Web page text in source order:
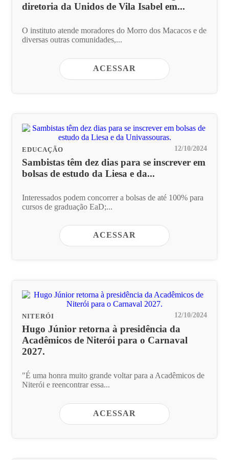
diretoria da Unidos de Vila Isabel em...
O instituto atende moradores do Morro dos Macacos e de
diversas outras comunidades,...
ACESSAR
EDUCAÇÃO 12/10/2024
Sambistas têm dez dias para se inscrever em
bolsas de estudo da Liesa e da...
Interessados podem concorrer a bolsas de até 100% para
cursos de graduação EaD;...
ACESSAR
NITERÓI 12/10/2024
Hugo Júnior retorna à presidência da
Acadêmicos de Niterói para o Carnaval
2027.
"É uma honra muito grande voltar para a Acadêmicos de
Niterói e reencontrar essa...
ACESSAR